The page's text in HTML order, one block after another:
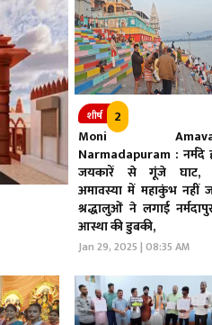
शीर्ष 2
Moni
Narmadapuram : नर्मदे
जयकारें से गूंजे घाट,
अमावस्या में महाकुंभ नहीं
श्रद्धालुओं ने लगाई
आस्था की डुबकी,
Jan 29, 2025 | 08:35 AM